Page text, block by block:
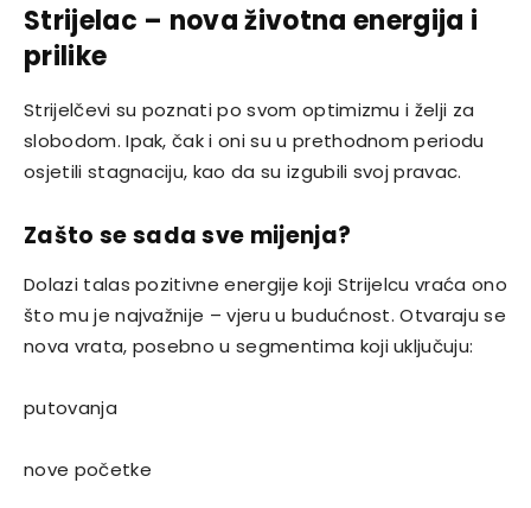
Strijelac – nova životna energija i
prilike
Strijelčevi su poznati po svom optimizmu i želji za
slobodom. Ipak, čak i oni su u prethodnom periodu
osjetili stagnaciju, kao da su izgubili svoj pravac.
Zašto se sada sve mijenja?
Dolazi talas pozitivne energije koji Strijelcu vraća ono
što mu je najvažnije – vjeru u budućnost. Otvaraju se
nova vrata, posebno u segmentima koji uključuju:
putovanja
nove početke